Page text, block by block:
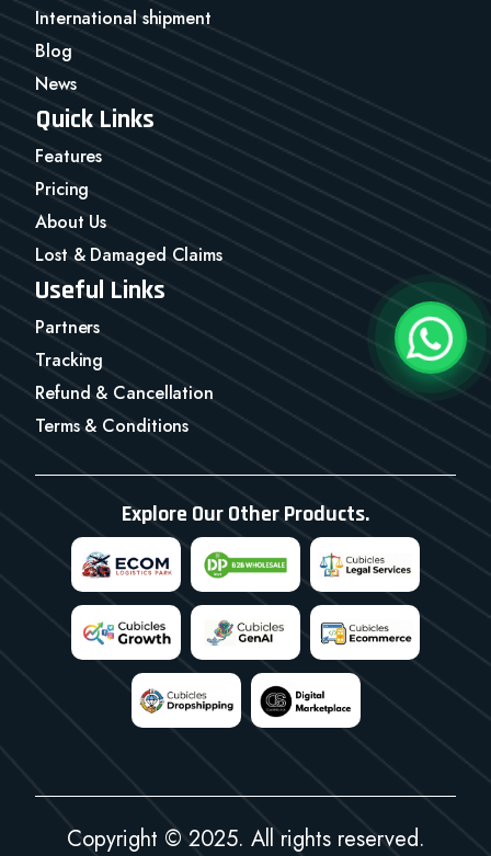
International shipment
Blog
News
Quick Links
Features
Pricing
About Us
Lost & Damaged Claims
Useful Links
Partners
Tracking
Refund & Cancellation
Terms & Conditions
Explore Our Other Products.
Copyright © 2025. All rights reserved.